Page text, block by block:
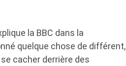
la BBC dans la
quelque chose de différent,
cacher derrière des